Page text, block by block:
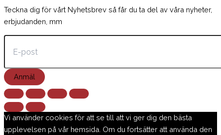
Teckna dig för vårt Nyhetsbrev så får du ta del av våra nyheter,
erbjudanden, mm
Anmäl
Vi använder cookies för att se till att vi ger dig den bästa
upplevelsen på vår hemsida. Om du fortsätter att använda den